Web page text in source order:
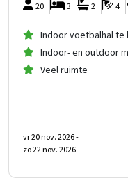
20 4
2
3
Indoor voetbalhal te
Indoor- en outdoor
Veel ruimte
vr 20 nov. 2026 -
zo 22 nov. 2026